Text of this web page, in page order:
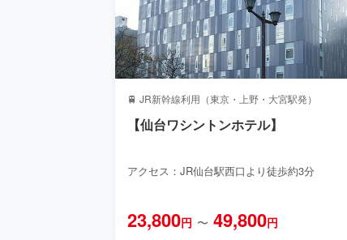
🚆 JR新幹線利用（東京・上野・大宮駅発）
【仙台ワシントンホテル】
アクセス：JR仙台駅西口より徒歩約3分
23,800円 〜 49,800円